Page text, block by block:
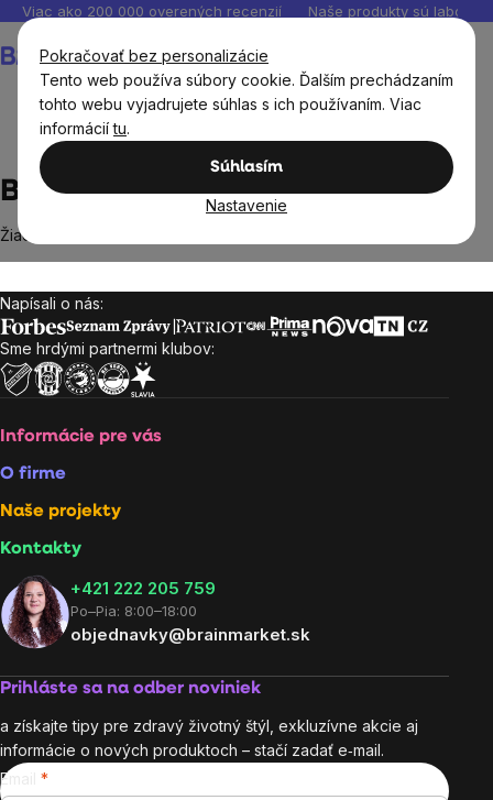
Pokračovať bez personalizácie
Tento web používa súbory cookie. Ďalším prechádzaním
tohto webu vyjadrujete súhlas s ich používaním. Viac
informáciítu.
Súhlasím
Nastavenie
Prejsť
obsah
Viac ako 200 000 overených recenzií Naše produkty sú
košík
Beaming baby
Beaming baby
Žiadne produkty značky
Zápätie
Napísali o nás:
Sme hrdými partnermi klubov:
Informácie pre vás
O firme
Naše projekty
Kontakty
+421 222 205 759
Po–Pia: 8:00–18:00
objednavky@brainmarket.sk
Prihláste sa na odber noviniek
a získajte tipy pre zdravý životný štýl, exkluzívne akcie aj
informácie o nových produktoch – stačí zadať e‑mail.
Email